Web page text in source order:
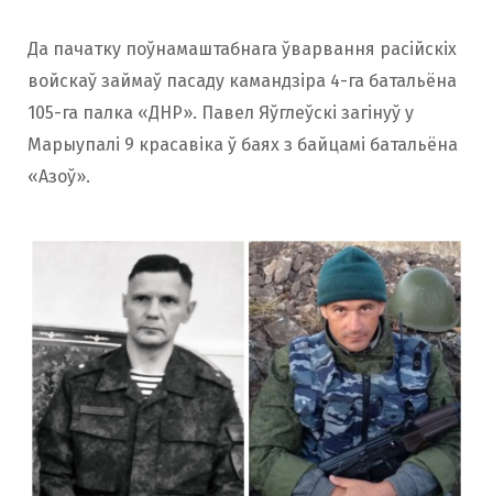
Да пачатку поўнамаштабнага ўварвання расійскіх
войскаў займаў пасаду камандзіра 4-га батальёна
105-га палка «ДНР». Павел Яўглеўскі загінуў у
Марыупалі 9 красавіка ў баях з байцамі батальёна
«Азоў».